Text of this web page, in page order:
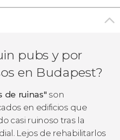
pubs y por
en Budapest?
de ruinas" son
en edificios que
casi ruinoso tras la
Lejos de rehabilitarlos